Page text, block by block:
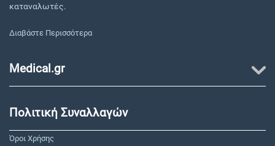
καταναλωτές.
Διαβάστε Περισσότερα
Medical.gr
Πολιτική Συναλλαγών
Όροι Χρήσης